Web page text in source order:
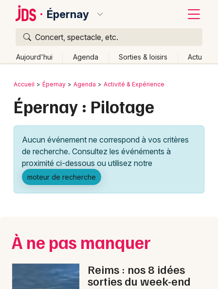
Épernay
Concert, spectacle, etc.
Aujourd'hui Agenda Sorties & loisirs Actu
Publier un événement
Grands événements
Activité & Expérience
Manifestations
Spectacles
Concerts
Bordeaux
Lille
Lyon
Marseille
Nantes
Nice
Retour
Accueil Épernay Agenda Activité & Expérience
Épernay : Pilotage
Aucun événement ne correspond à vos critères
de recherche. Consultez les événéments à
proximité ci-dessous ou utilisez notre
moteur de recherche
À ne pas manquer
Reims : nos 8 idées
sorties du week-end
Quoi ?
Où ?
Épernay et alentours
Champagne-Ardenne
Partout
Près de moi
Quand ?
Effacer les dates